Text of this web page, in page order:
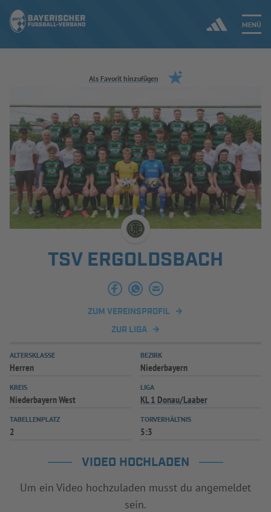
MENÜ
Jetzt einloggen
ERGEBNISSE & WETTBEWERBE
NEUIGKEITEN
SPIELBETRIEB & VERBANDSLEBEN
AUSBILDUNG & FÖRDERUNG
INFOTHEK SPIELPLUS
Als Favorit hinzufügen
TSV ERGOLDSBACH
ZUM VEREINSPROFIL
ZUR LIGA
ALTERSKLASSE
Herren
BEZIRK
Niederbayern
KREIS
Niederbayern West
LIGA
KL 1 Donau/Laaber
TABELLENPLATZ
2
TORVERHÄLTNIS
5:3
VIDEO HOCHLADEN
Um ein Video hochzuladen musst du angemeldet
sein.